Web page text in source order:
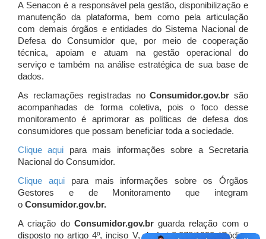
A Senacon é a responsável pela gestão, disponibilização e
manutenção da plataforma, bem como pela articulação
com demais órgãos e entidades do Sistema Nacional de
Defesa do Consumidor que, por meio de cooperação
técnica, apoiam e atuam na gestão operacional do
serviço e também na análise estratégica de sua base de
dados.
As reclamações registradas noConsumidor.gov.br são
acompanhadas de forma coletiva, pois o foco desse
monitoramento é aprimorar as políticas de defesa dos
consumidores que possam beneficiar toda a sociedade.
Clique aqui para mais informações sobre a Secretaria
Nacional do Consumidor.
Clique aquipara mais informações sobre os Órgãos
Gestores e de Monitoramento que integram
o Consumidor.gov.br.
A criação do Consumidor.gov.brguarda relação com o
disposto no artigo 4º, inciso V, da Lei 8.078/1990 (Código